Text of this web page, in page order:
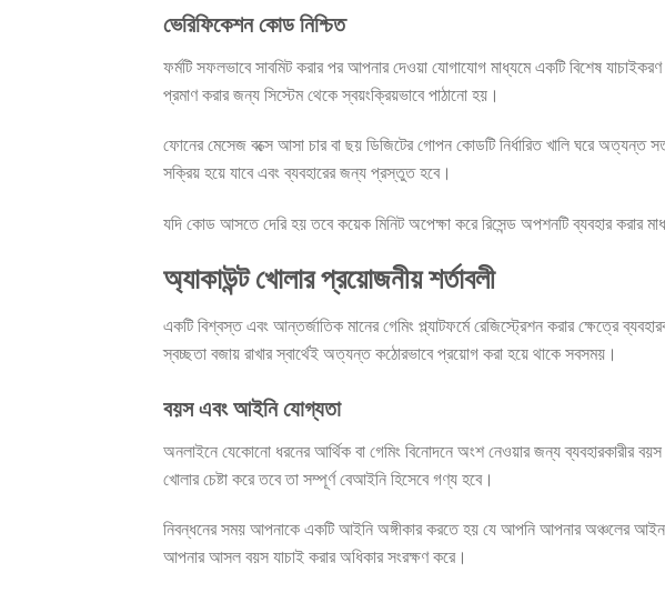
ভেরিফিকেশন কোড নিশ্চিত
ফর্মটি সফলভাবে সাবমিট করার পর আপনার দেওয়া যোগাযোগ মাধ্যমে একটি বিশেষ
প্রমাণ করার জন্য সিস্টেম থেকে স্বয়ংক্রিয়ভাবে পাঠানো হয়।
ফোনের মেসেজ বক্সে আসা চার বা ছয় ডিজিটের গোপন কোডটি নির্ধারিত খালি ঘরে
সক্রিয় হয়ে যাবে এবং ব্যবহারের জন্য প্রস্তুত হবে।
যদি কোড আসতে দেরি হয় তবে কয়েক মিনিট অপেক্ষা করে রিসেন্ড অপশনটি ব্যবহার করার
অ্যাকাউন্ট খোলার প্রয়োজনীয় শর্তাবলী
একটি বিশ্বস্ত এবং আন্তর্জাতিক মানের গেমিং প্ল্যাটফর্মে রেজিস্ট্রেশন করার ক্ষেত্রে
স্বচ্ছতা বজায় রাখার স্বার্থেই অত্যন্ত কঠোরভাবে প্রয়োগ করা হয়ে থাকে সবসময়।
বয়স এবং আইনি যোগ্যতা
অনলাইনে যেকোনো ধরনের আর্থিক বা গেমিং বিনোদনে অংশ নেওয়ার জন্য ব্যবহারকারীর
খোলার চেষ্টা করে তবে তা সম্পূর্ণ বেআইনি হিসেবে গণ্য হবে।
নিবন্ধনের সময় আপনাকে একটি আইনি অঙ্গীকার করতে হয় যে আপনি আপনার অঞ্চলের
আপনার আসল বয়স যাচাই করার অধিকার সংরক্ষণ করে।